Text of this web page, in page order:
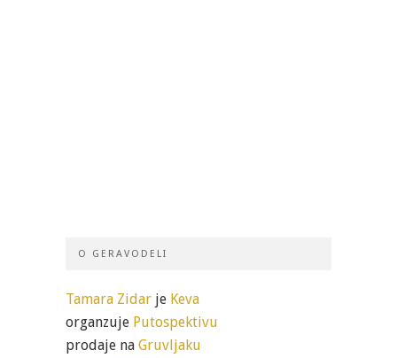
O GERAVODELI
Tamara Zidar je Keva
organzuje Putospektivu
prodaje na Gruvljaku